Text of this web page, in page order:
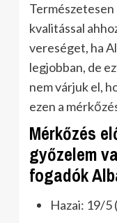
kvalitással
vereséget, ha
legjobban, de
nem várjuk el,
ezen a
Mérkőzés
győzelem
fogadók
Hazai: 19/5